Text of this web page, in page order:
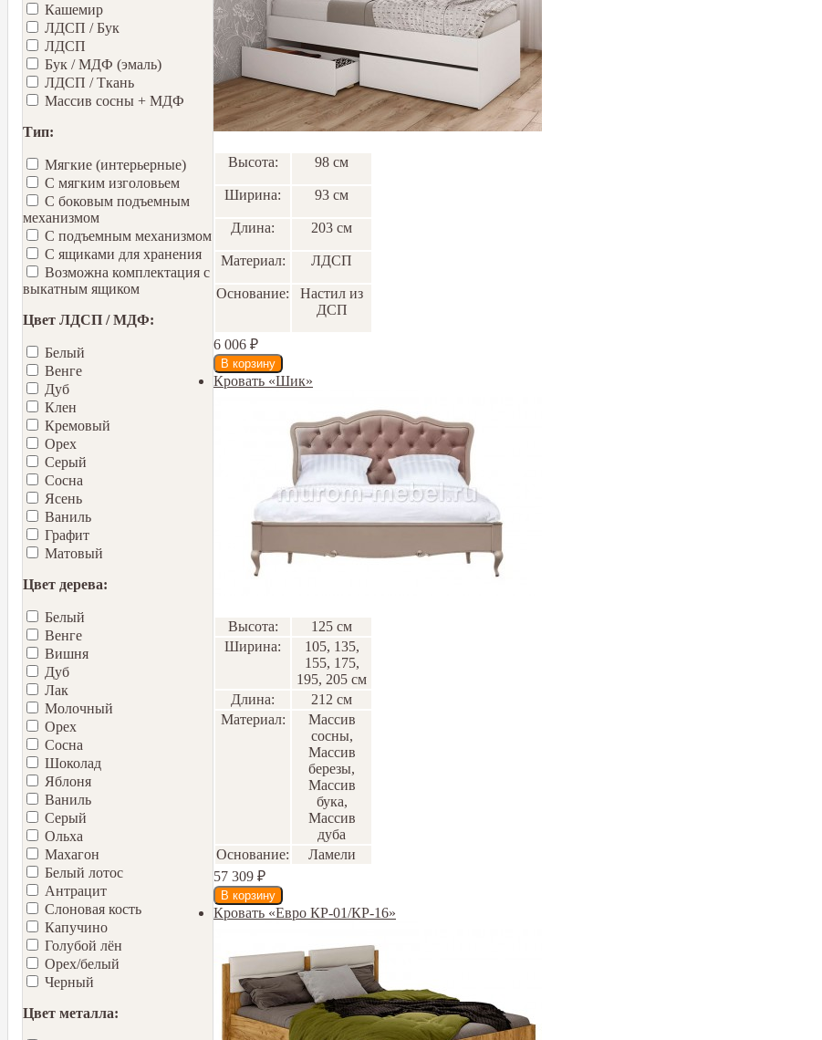
Кашемир
ЛДСП / Бук
ЛДСП
Бук / МДФ (эмаль)
ЛДСП / Ткань
Массив сосны + МДФ
Тип:
Мягкие (интерьерные)
С мягким изголовьем
С боковым подъемным
механизмом
С подъемным механизмом
С ящиками для хранения
Возможна комплектация с
выкатным ящиком
Цвет ЛДСП / МДФ:
Белый
Венге
Дуб
Клен
Кремовый
Орех
Серый
Сосна
Ясень
Ваниль
Графит
Матовый
Цвет дерева:
Белый
Венге
Вишня
Дуб
Лак
Молочный
Орех
Сосна
Шоколад
Яблоня
Ваниль
Серый
Ольха
Махагон
Белый лотос
Антрацит
Слоновая кость
Капучино
Голубой лён
Орех/белый
Черный
Цвет металла:
Высота: 98 см
Ширина: 93 см
Длина: 203 см
Материал: ЛДСП
Основание:
Настил из
ДСП
6 006 ₽
Кровать «Шик»
Высота:
125 см
Ширина:
105, 135,
155, 175,
195, 205 см
Длина:
212 см
Материал:
Массив
сосны,
Массив
березы,
Массив
бука,
Массив
дуба
Основание:
Ламели
57 309 ₽
Кровать «Евро КР-01/КР-16»